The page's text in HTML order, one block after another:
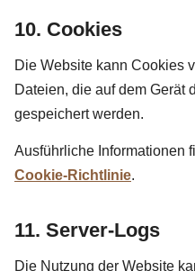
10. Cookies
Die Website kann Cookies
Dateien, die auf dem Gerät
gespeichert werden.
Ausführliche Informationen
Cookie-Richtlinie.
11. Server-Logs
Die Nutzung der Website